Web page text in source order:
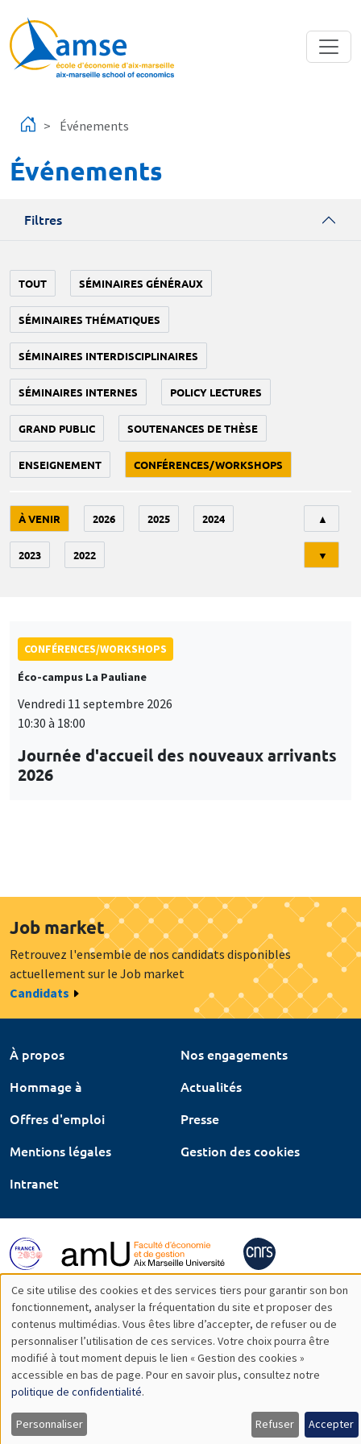
Événements
Événements
Filtres
TOUT SÉMINAIRES GÉNÉRAUX
SÉMINAIRES THÉMATIQUES
SÉMINAIRES INTERDISCIPLINAIRES
SÉMINAIRES INTERNES POLICY LECTURES
GRAND PUBLIC SOUTENANCES DE THÈSE
ENSEIGNEMENT CONFÉRENCES/WORKSHOPS
À VENIR 2026 2025 2024
2023 2022
▲
▼
CONFÉRENCES/WORKSHOPS
Éco-campus La Pauliane
Vendredi 11 septembre 2026
10:30 à 18:00
Journée d'accueil des nouveaux arrivants
2026
Job market
Retrouvez l'ensemble de nos candidats disponibles
actuellement sur le Job market
Candidats
À propos
Nos engagements
Hommage à
Actualités
Offres d'emploi
Presse
Mentions légales
Gestion des cookies
Intranet
Utilisation
des
données
personnelles
et
Ce site utilise des cookies et des services tiers pour garantir son bon
fonctionnement, analyser la fréquentation du site et proposer des
contenus multimédias. Vous êtes libre d’accepter, de refuser ou de
personnaliser l’utilisation de ces services. Votre choix pourra être
modifié à tout moment depuis le lien « Gestion des cookies »
accessible en bas de page. Pour en savoir plus, consultez notre
politique de confidentialité.
Personnaliser Refuser Accepter